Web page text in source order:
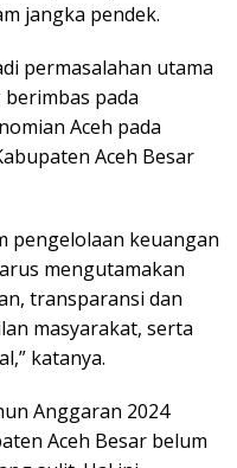
jangka pendek.
permasalahan utama
pada
Aceh pada
Aceh Besar
pengelolaan keuangan
mengutamakan
transparansi dan
masyarakat, serta
katanya.
Anggaran 2024
Aceh Besar belum